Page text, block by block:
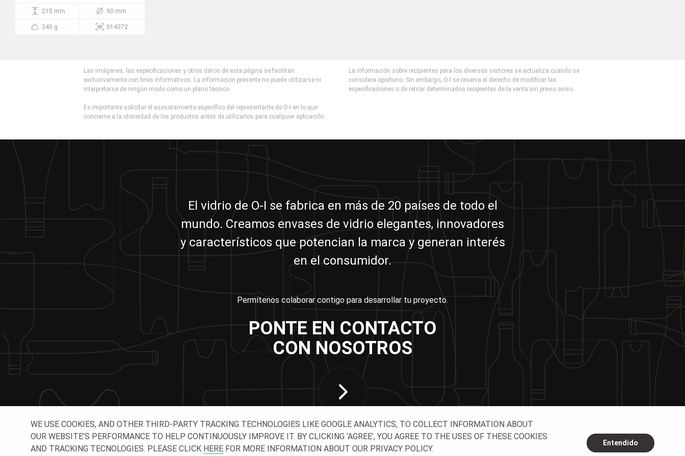
215 mm 90 mm
345 g 014372
Las imágenes, las especificaciones y otros datos de esta página se facilitan
exclusivamente con fines informativos. La información presente no puede utilizarse ni
interpretarse de ningún modo como un plano técnico.
Es importante solicitar el asesoramiento específico del representante de O-I en lo que
concierne a la idoneidad de los productos antes de utilizarlos para cualquier aplicación.
La información sobre recipientes para los diversos sectores se actualiza cuando se
considera oportuno. Sin embargo, O-I se reserva el derecho de modificar las
especificaciones o de retirar determinados recipientes de la venta sin previo aviso.
El vidrio de O-I se fabrica en más de 20 países de todo el
mundo. Creamos envases de vidrio elegantes, innovadores
y característicos que potencian la marca y generan interés
en el consumidor.
Permítenos colaborar contigo para desarrollar tu proyecto.
PONTE EN CONTACTO
CON NOSOTROS
WE USE COOKIES, AND OTHER THIRD-PARTY TRACKING TECHNOLOGIES LIKE GOOGLE ANALYTICS, TO COLLECT INFORMATION ABOUT
OUR WEBSITE’S PERFORMANCE TO HELP CONTINUOUSLY IMPROVE IT. BY CLICKING ‘AGREE’, YOU AGREE TO THE USES OF THESE COOKIES
AND TRACKING TECNOLOGIES. PLEASE CLICK HERE FOR MORE INFORMATION ABOUT OUR PRIVACY POLICY.
Entendido